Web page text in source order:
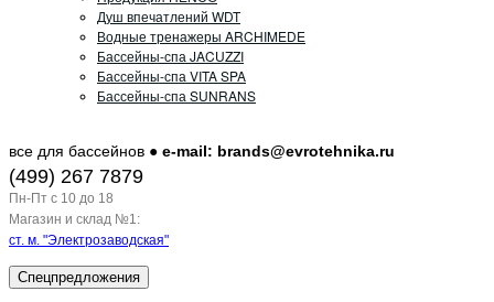
Душ впечатлений WDT
Водные тренажеры ARCHIMEDE
Бассейны-спа JACUZZI
Бассейны-спа VITA SPA
Бассейны-спа SUNRANS
все для бассейнов ● e-mail: brands@evrotehnika.ru
(499) 267 7879
Пн-Пт c 10 до 18
Магазин и склад №1:
ст. м. "Электрозаводская"
Спецпредложения